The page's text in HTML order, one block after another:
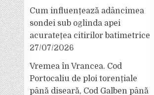
Cum influențează adâncimea
sondei sub oglinda apei
acuratețea citirilor batimetrice
27/07/2026
Vremea în Vrancea. Cod
Portocaliu de ploi torențiale
până diseară, Cod Galben până